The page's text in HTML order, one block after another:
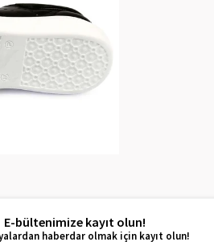
E-bültenimize kayıt olun!